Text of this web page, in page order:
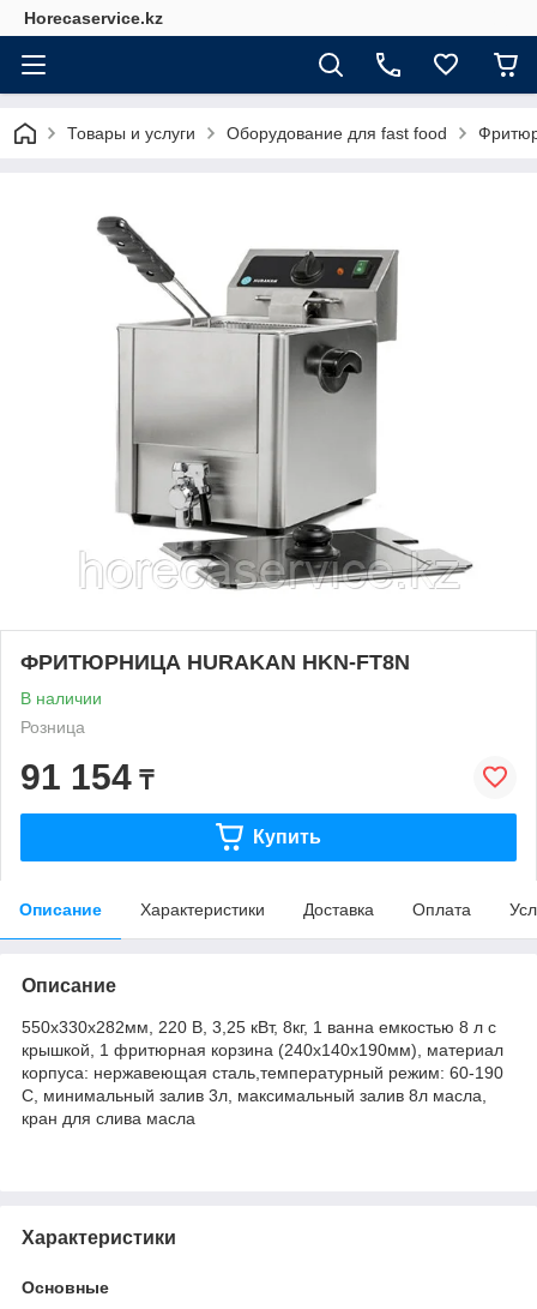
Horecaservice.kz
Товары и услуги Оборудование для fast food
ФРИТЮРНИЦА HURAKAN HKN-FT8N
В наличии
Розница
91 154 ₸
Купить
Описание Характеристики Доставка Оплата
Описание
550x330x282мм, 220 В, 3,25 кВт, 8кг, 1 ванна емкостью 8 л с
крышкой, 1 фритюрная корзина (240х140х190мм), материал
корпуса: нержавеющая сталь,температурный режим: 60-190
С, минимальный залив 3л, максимальный залив 8л масла,
кран для слива масла
Характеристики
Основные